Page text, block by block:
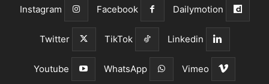
Dailymotion
Facebook
Instagram
Linkedin
TikTok
Twitter
Vimeo
WhatsApp
Youtube